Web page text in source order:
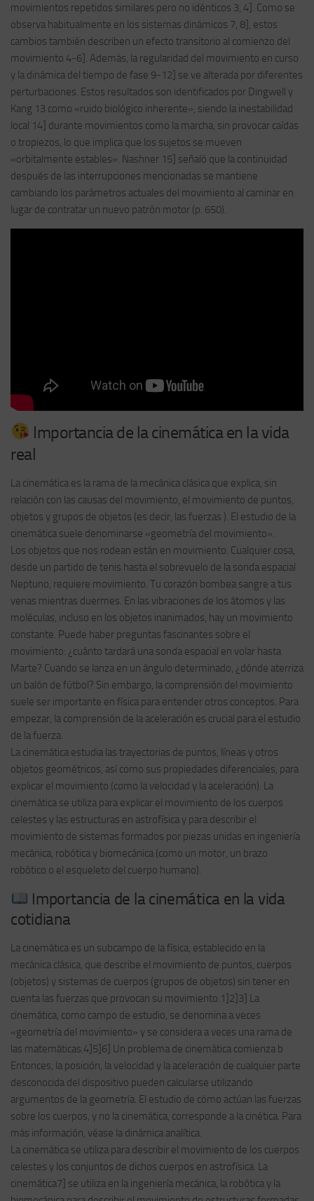
movimientos repetidos similares pero no idénticos 3, 4]. Como se
observa habitualmente en los sistemas dinámicos 7, 8], estos
cambios también describen un efecto transitorio al comienzo del
movimiento 4-6]. Además, la regularidad del movimiento en curso
y la dinámica del tiempo de fase 9-12] se ve alterada por diferentes
perturbaciones. Estos resultados son identificados por Dingwell y
Kang 13 como «ruido biológico inherente», siendo la inestabilidad
local 14] durante movimientos como la marcha, sin provocar caídas
o tropiezos, lo que implica que los sujetos se mueven
«orbitalmente estables». Nashner 15] señaló que la continuidad
después de las interrupciones mencionadas se mantiene
cambiando los parámetros actuales del movimiento al caminar en
lugar de contratar un nuevo patrón motor (p. 650).
Importancia de la cinemática en la vida
real
La cinemática es la rama de la mecánica clásica que explica, sin
relación con las causas del movimiento, el movimiento de puntos,
objetos y grupos de objetos (es decir, las fuerzas ). El estudio de la
cinemática suele denominarse «geometría del movimiento».
Los objetos que nos rodean están en movimiento. Cualquier cosa,
desde un partido de tenis hasta el sobrevuelo de la sonda espacial
Neptuno, requiere movimiento. Tu corazón bombea sangre a tus
venas mientras duermes. En las vibraciones de los átomos y las
moléculas, incluso en los objetos inanimados, hay un movimiento
constante. Puede haber preguntas fascinantes sobre el
movimiento: ¿cuánto tardará una sonda espacial en volar hasta
Marte? Cuando se lanza en un ángulo determinado, ¿dónde aterriza
un balón de fútbol? Sin embargo, la comprensión del movimiento
suele ser importante en física para entender otros conceptos. Para
empezar, la comprensión de la aceleración es crucial para el estudio
de la fuerza.
La cinemática estudia las trayectorias de puntos, líneas y otros
objetos geométricos, así como sus propiedades diferenciales, para
explicar el movimiento (como la velocidad y la aceleración). La
cinemática se utiliza para explicar el movimiento de los cuerpos
celestes y las estructuras en astrofísica y para describir el
movimiento de sistemas formados por piezas unidas en ingeniería
mecánica, robótica y biomecánica (como un motor, un brazo
robótico o el esqueleto del cuerpo humano).
Importancia de la cinemática en la vida
cotidiana
La cinemática es un subcampo de la física, establecido en la
mecánica clásica, que describe el movimiento de puntos, cuerpos
(objetos) y sistemas de cuerpos (grupos de objetos) sin tener en
cuenta las fuerzas que provocan su movimiento.1]2]3] La
cinemática, como campo de estudio, se denomina a veces
«geometría del movimiento» y se considera a veces una rama de
las matemáticas.4]5]6] Un problema de cinemática comienza b
Entonces, la posición, la velocidad y la aceleración de cualquier parte
desconocida del dispositivo pueden calcularse utilizando
argumentos de la geometría. El estudio de cómo actúan las fuerzas
sobre los cuerpos, y no la cinemática, corresponde a la cinética. Para
más información, véase la dinámica analítica.
La cinemática se utiliza para describir el movimiento de los cuerpos
celestes y los conjuntos de dichos cuerpos en astrofísica. La
cinemática7] se utiliza en la ingeniería mecánica, la robótica y la